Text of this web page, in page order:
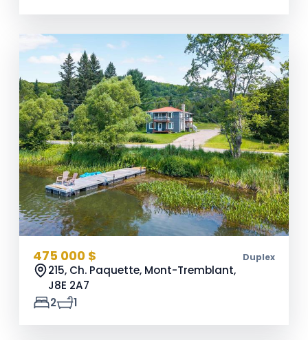
475 000 $ Duplex
215, Ch. Paquette, Mont-Tremblant,
J8E 2A7
2
1